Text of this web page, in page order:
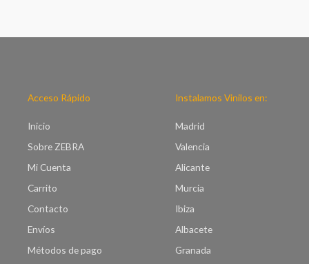
Acceso Rápido
Inicio
Sobre ZEBRA
Mi Cuenta
Carrito
Contacto
Envíos
Métodos de pago
Instalamos Vinilos en:
Madrid
Valencia
Alicante
Murcia
Ibiza
Albacete
Granada